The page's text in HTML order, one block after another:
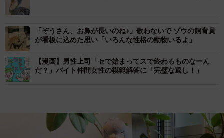
「ぞうさん、お鼻が長いのね♪」歌わないで ゾウの飼育員
が看板に込めた思い「いろんな性格の動物いるよ」
【漫画】男性上司「セで始まってスで終わるものなーん
だ？」バイト仲間女性の模範解答に「完璧な返し！」